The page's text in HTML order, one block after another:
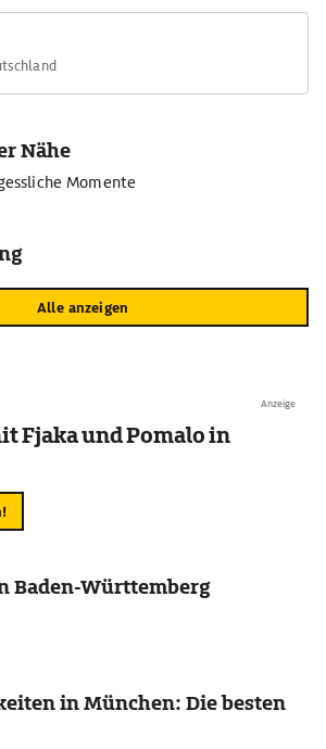
Nähe
Momente
Alle anzeigen
Anzeige
Fjaka und Pomalo in
Baden-Württemberg
in München: Die besten